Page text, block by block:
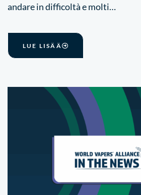
andare in difficoltà e molti…
LUE LISÄÄ